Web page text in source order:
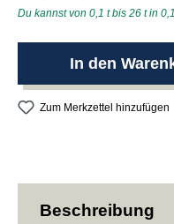
Du kannst von 0,1 t bis 26 t in
In den
Zum Merkzettel hinzufügen
Beschreibung